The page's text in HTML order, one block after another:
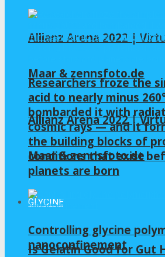
Allianz Arena 2022 |
Maar & zennsfoto.de
Allianz Arena 2022 |
Maar & zennsfoto.de
GLYCINE
Is Gelatin Good for Gut
Researchers froze the
acid to nearly minus
bombarded it with
cosmic rays — and it
the building blocks of
conditions that exist
planets are born
Controlling glycine
nanoconfinement